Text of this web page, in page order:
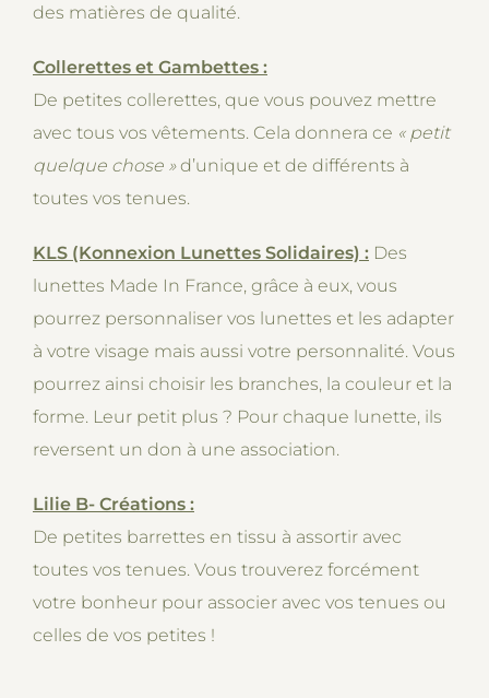
des matières de qualité.
Collerettes et Gambettes :
De petites collerettes, que vous pouvez mettre
avec tous vos vêtements. Cela donnera ce « petit
quelque chose »d’unique et de différents à
toutes vos tenues.
KLS (Konnexion Lunettes Solidaires) : Des
lunettes Made In France, grâce à eux, vous
pourrez personnaliser vos lunettes et les adapter
à votre visage mais aussi votre personnalité. Vous
pourrez ainsi choisir les branches, la couleur et la
forme. Leur petit plus ? Pour chaque lunette, ils
reversent un don à une association.
Lilie B- Créations :
De petites barrettes en tissu à assortir avec
toutes vos tenues. Vous trouverez forcément
votre bonheur pour associer avec vos tenues ou
celles de vos petites !